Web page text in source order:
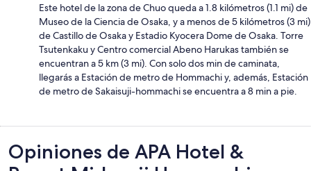
Este hotel de la zona de Chuo queda a 1.8 kilómetros (1.1 mi) de
Museo de la Ciencia de Osaka, y a menos de 5 kilómetros (3 mi)
de Castillo de Osaka y Estadio Kyocera Dome de Osaka. Torre
Tsutenkaku y Centro comercial Abeno Harukas también se
encuentran a 5 km (3 mi). Con solo dos min de caminata,
llegarás a Estación de metro de Hommachi y, además, Estación
de metro de Sakaisuji-hommachi se encuentra a 8 min a pie.
Opiniones
Opiniones de APA Hotel &